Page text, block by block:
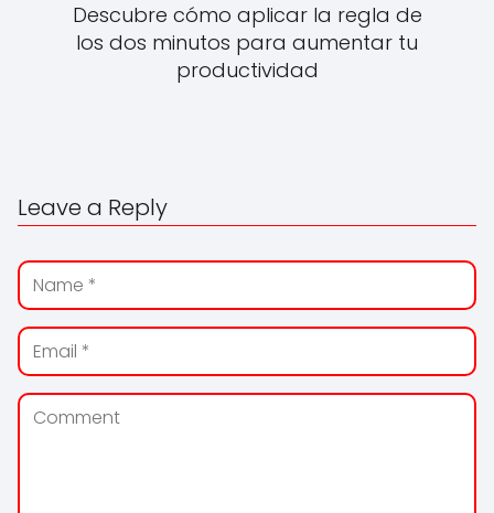
Descubre cómo aplicar la regla de
los dos minutos para aumentar tu
productividad
Leave a Reply